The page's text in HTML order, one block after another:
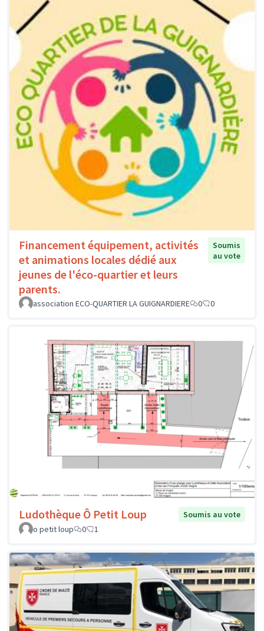
Financement équipement, activités
et animations locales dédié aux
jeunes de l'éco-quartier et leurs
parents.
Soumis
au vote
association ECO-QUARTIER LA GUIGNARDIERE 0 0
Ludothèque Ô Petit Loup
Soumis au vote
o petit loup
0 1